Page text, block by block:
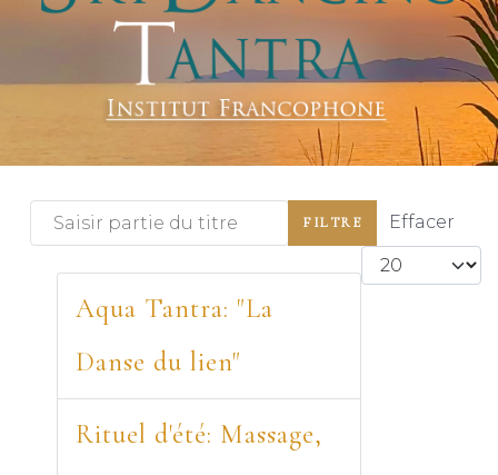
Saisir partie du titre FILTRE
Effacer
Afficher #
Aqua Tantra: "La
Danse du lien"
Rituel d'été: Massage,